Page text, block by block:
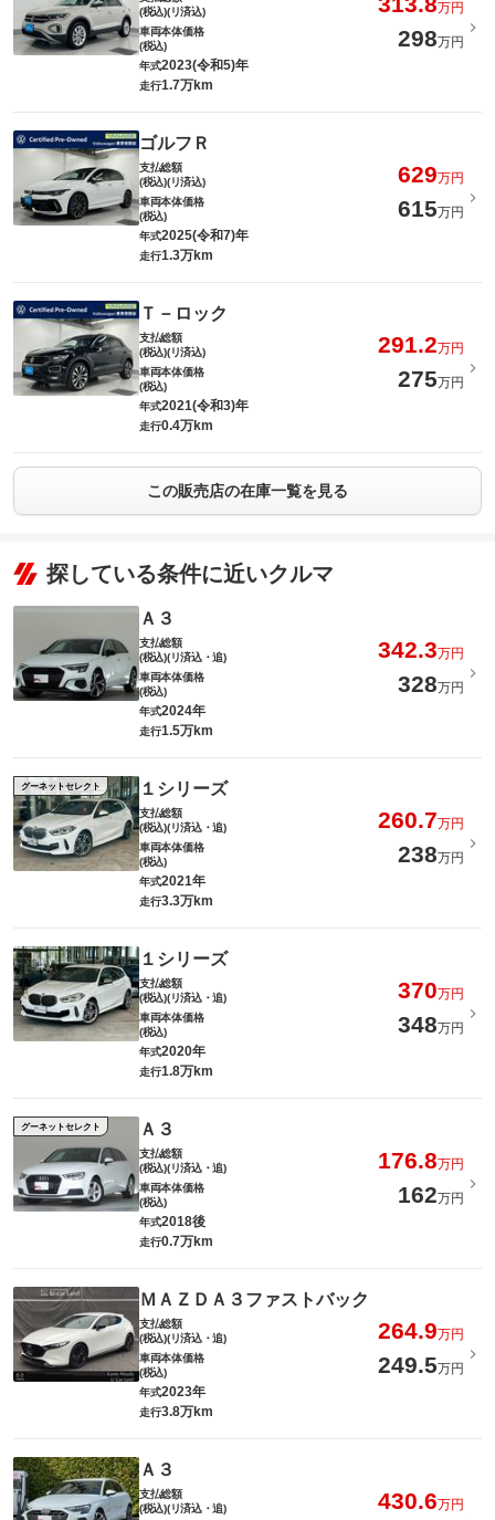
(税込)(リ済込)
万円
車両本体価格
(税込)
298万円
年式2023(令和5)年
走行1.7万km
ゴルフＲ
支払総額
(税込)(リ済込)
629万円
車両本体価格
(税込)
615万円
年式2025(令和7)年
走行1.3万km
Ｔ－ロック
支払総額
(税込)(リ済込)
291.2万円
車両本体価格
(税込)
275万円
年式2021(令和3)年
走行0.4万km
この販売店の在庫一覧を見る
探している条件に近いクルマ
Ａ３
支払総額
(税込)(リ済込・追)
342.3万円
車両本体価格
(税込)
328万円
年式2024年
走行1.5万km
グーネットセレクト １シリーズ
支払総額
(税込)(リ済込・追)
260.7万円
車両本体価格
(税込)
238万円
年式2021年
走行3.3万km
１シリーズ
支払総額
(税込)(リ済込・追)
370万円
車両本体価格
(税込)
348万円
年式2020年
走行1.8万km
グーネットセレクト Ａ３
支払総額
(税込)(リ済込・追)
176.8万円
車両本体価格
(税込)
162万円
年式2018後
走行0.7万km
ＭＡＺＤＡ３ファストバック
支払総額
(税込)(リ済込・追)
264.9万円
車両本体価格
(税込)
249.5万円
年式2023年
走行3.8万km
Ａ３
支払総額
(税込)(リ済込・追)
430.6万円